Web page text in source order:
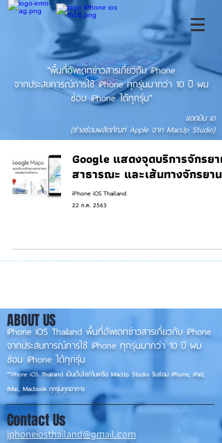
"พื้นที่อัพเดทข่าวสารเกี่ยวกับ iPhone
จากประสบการณ์การใช้ iPhone ทุกรุ่นมากว่า 10 ปี ผม
ซ่อม iPhone ได้ทุกรุ่น"
แอดมิน เอ
(ช่างซ่อมผลิตภัณฑ์ Apple จาก MacUp Studio)
Google แสดงจุดบริการจักรยาน
สาธารณะ และเส้นทางจักรยาน
iPhone iOS Thailand
22 ก.ค. 2563
iPhone iOS Thailand พื้นที่อัพเดทข่าวสารเกี่ยวกับ iPhone
จากประสบการณ์การใช้ iPhone ทุกรุ่นมากว่า 10 ปี ผม
ซ่อม iPhone ได้ทุกรุ่น
**iPhone iOSThailand เป็นเว็บไซต์ในเครือ MacUp Studio รับซ่อม iPhone, iPad,
iMac, Macbook ทุกรุ่นทุกอาการ
ABOUT US
iphoneiosthailand@gmail.com
Contact Us